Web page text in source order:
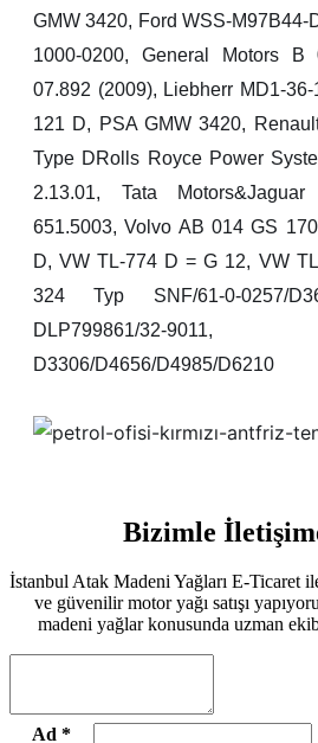
GMW 3420, Ford WSS-M97B44-
1000-0200, General Motors B
07.892 (2009), Liebherr MD1-
121 D, PSA GMW 3420,
Type DRolls Royce Power
2.13.01, Tata
651.5003, Volvo AB 014 GS
D, VW TL-774 D = G 12, VW
324 Typ SNF/61-0-0257/
DLP799861/32-
D3306/D4656/D4985/D6210
Bizimle
İstanbul Atak Madeni Yağları E-Ticaret
ve güvenilir motor yağı satışı
madeni yağlar konusunda uzman
Ad*